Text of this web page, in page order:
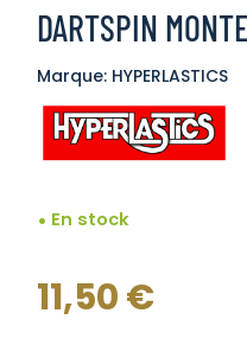
DARTSPIN
Marque: HYPERLASTICS
En stock
11,50€